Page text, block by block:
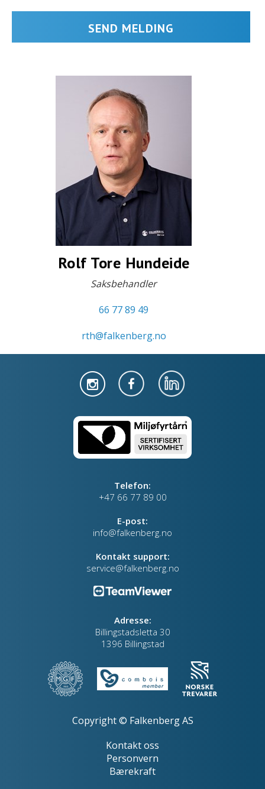
Rolf Tore Hundeide
Saksbehandler
66 77 89 49
rth@falkenberg.no
Telefon:
+47 66 77 89 00
E-post:
info@falkenberg.no
Kontakt support:
service@falkenberg.no
Adresse:
Billingstadsletta 30
1396 Billingstad
Copyright © Falkenberg AS
Kontakt oss
Personvern
Bærekraft